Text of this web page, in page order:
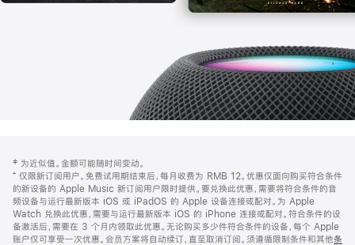
页
页
脚
注
‡ 为近似值。金额可能随时间变动。
⁺ 仅限新订阅用户。免费试用期结束后，每月收费为 RMB 12。优惠仅面向购买符合条件
的新设备的 Apple Music 新订阅用户限时提供。要兑换此优惠，需要将符合条件的音
频设备与运行最新版本 iOS 或 iPadOS 的 Apple 设备连接或配对。为 Apple
Watch 兑换此优惠，需要与运行最新版本 iOS 的 iPhone 连接或配对。符合条件的设
备激活后，需要在 3 个月内领取此优惠。无论购买多少件符合条件的设备，每个 Apple
账户仅可享受一次优惠。会员方案将自动续订，直至取消订阅。须遵循限制条件和其他条